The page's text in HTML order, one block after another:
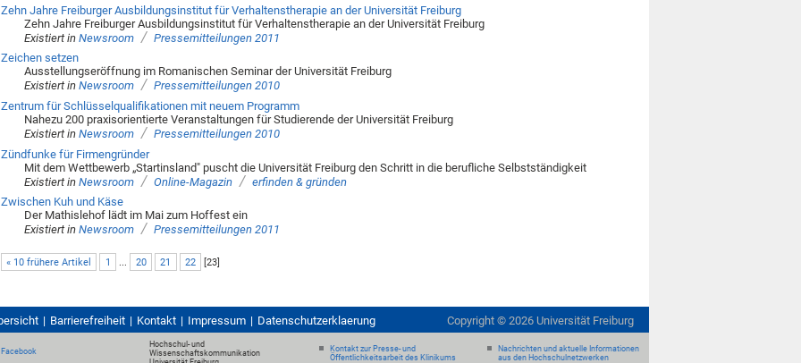
Zehn Jahre Freiburger Ausbildungsinstitut für Verhaltenstherapie an der Universität Freiburg
Zehn Jahre Freiburger Ausbildungsinstitut für Verhaltenstherapie an der Universität Freiburg
Existiert in Newsroom / Pressemitteilungen 2011
Zeichen setzen
Ausstellungseröffnung im Romanischen Seminar der Universität Freiburg
Existiert in Newsroom / Pressemitteilungen 2010
Zentrum für Schlüsselqualifikationen mit neuem Programm
Nahezu 200 praxisorientierte Veranstaltungen für Studierende der Universität Freiburg
Existiert in Newsroom / Pressemitteilungen 2010
Zündfunke für Firmengründer
Mit dem Wettbewerb „Startinsland" puscht die Universität Freiburg den Schritt in die berufliche Selbstständigkeit
Existiert in Newsroom / Online-Magazin / erfinden & gründen
Zwischen Kuh und Käse
Der Mathislehof lädt im Mai zum Hoffest ein
Existiert in Newsroom / Pressemitteilungen 2011
« 10 frühere Artikel 1 20 21 22 [23]
Barrierefreiheit Kontakt Impressum Datenschutzerklaerung Copyright © 2026 Universität Freiburg
Facebook
Hochschul- und
Wissenschaftskommunikation
Kontakt zur Presse- und
Öffentlichkeitsarbeit des Klinikums
Nachrichten und aktuelle Informationen
aus den Hochschulnetzwerken